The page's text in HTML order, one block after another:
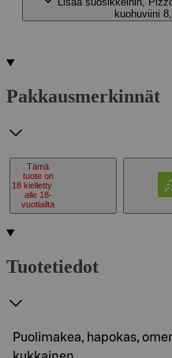
kuohuviini
Pakkausmerkinnät
18
Tämä
tuote on
kielletty
alle 18-
vuotiailta
Tuotetiedot
Puolimakea, hapokas,